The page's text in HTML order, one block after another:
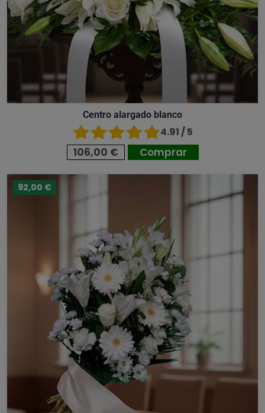
Centro alargado blanco
4.91 / 5
106,00 € Comprar
92,00 €